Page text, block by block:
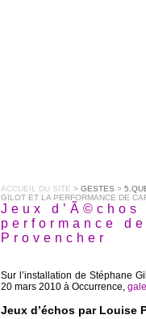
ACCUEIL DU SITE > GESTES >
GILOT ET LA PERFORMANCE DE
Jeux
performance
Provencher
Sur l’installation de Stéphane
20 mars 2010 à Occurrence,
Jeux d’échos par Louise